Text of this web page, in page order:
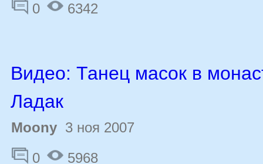
0
6342
Видео: Танец масок в
Ладак
Moony 3 ноя 2007
0
5968